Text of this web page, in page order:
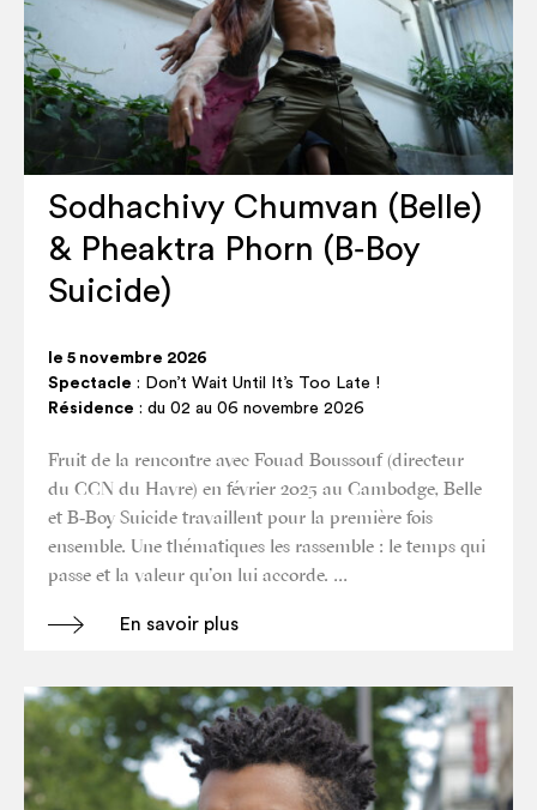
Sodhachivy Chumvan (Belle)
& Pheaktra Phorn (B‑Boy
Suicide)
le 5 novembre 2026
Spectacle : Don’t Wait Until It’s Too Late !
Résidence : du 02 au 06 novembre 2026
Fruit de la ren­contre avec Fouad Bous­souf (direc­teur
du CCN du Havre) en février 2025 au Cam­bodge, Belle
et B‑Boy Sui­cide tra­vaillent pour la pre­mière fois
ensemble. Une thé­ma­tiques les ras­semble : le temps qui
passe et la valeur qu’on lui accorde. …
En savoir plus